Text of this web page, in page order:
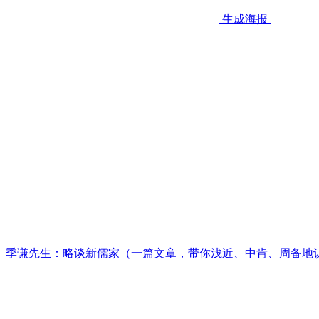
生成海报
季谦先生：略谈新儒家（一篇文章，带你浅近、中肯、周备地